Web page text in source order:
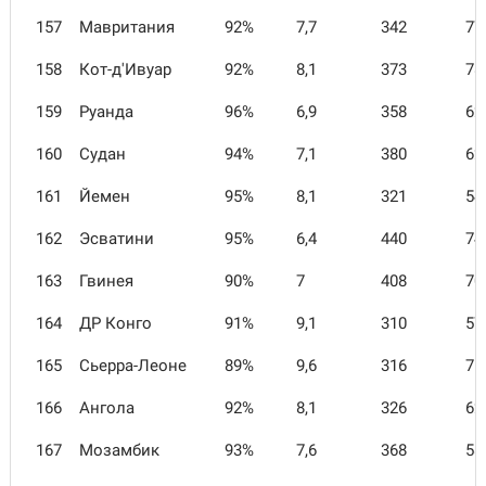
157 Мавритания 92% 7,7 342
158 Кот-д'Ивуар 92% 8,1 373
159 Руанда 96% 6,9 358
160 Судан 94% 7,1 380
161 Йемен 95% 8,1 321
162 Эсватини 95% 6,4 440
163 Гвинея 90% 7 408
164 ДР Конго 91% 9,1 310
165 Сьерра-Леоне 89% 9,6 316
166 Ангола 92% 8,1 326
167 Мозамбик 93% 7,6 368